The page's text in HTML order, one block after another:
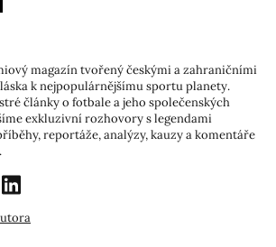
magazín tvořený českými a zahraničními
k nejpopulárnějšímu sportu planety.
články o fotbale a jeho společenských
exkluzivní rozhovory s legendami
reportáže, analýzy, kauzy a komentáře